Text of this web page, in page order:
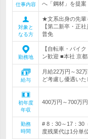
仕事内容
へ「鋼材」を提
対象と
なる方
★文系出身の先輩
【第二新卒・正
普免
勤務地
【自転車・バイ
ン歓迎 ■本社 京
給与
月給22万円～32
ど考慮し優遇い
初年度
年収
400万円～700万円
勤務
時間
# 8：30～17：30
度残業代は1分単